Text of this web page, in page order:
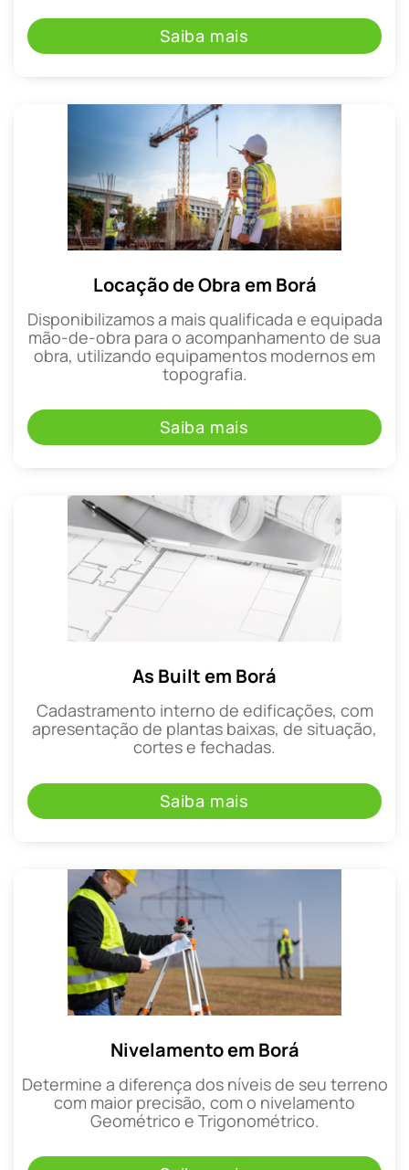
Saiba mais
Locação de Obra em Borá
Disponibilizamos a mais qualificada e equipada
mão-de-obra para o acompanhamento de sua
obra, utilizando equipamentos modernos em
topografia.
Saiba mais
As Built em Borá
Cadastramento interno de edificações, com
apresentação de plantas baixas, de situação,
cortes e fechadas.
Saiba mais
Nivelamento em Borá
Determine a diferença dos níveis de seu terreno
com maior precisão, com o nivelamento
Geométrico e Trigonométrico.